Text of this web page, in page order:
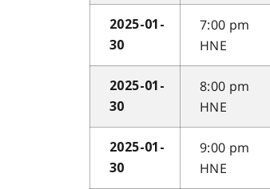
2025-01-
30
7:00 pm
HNE
2025-01-
30
8:00 pm
HNE
2025-01-
30
9:00 pm
HNE